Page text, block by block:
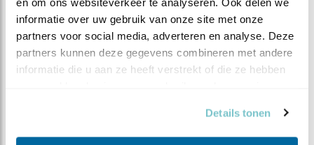
informatie over uw gebruik van onze site met onze
partners voor social media, adverteren en analyse. Deze
partners kunnen deze gegevens combineren met andere
informatie die u aan ze heeft verstrekt of die ze hebben
Details tonen
DEEL DIT FILMPJE